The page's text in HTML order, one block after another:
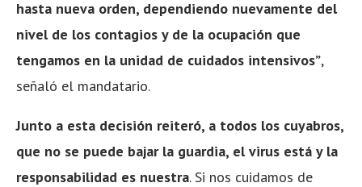
hasta nueva orden, dependiendo nuevamente del
nivel de los contagios y de la ocupación que
tengamos en la unidad de cuidados intensivos”,
señaló el mandatario.
Junto a esta decisión reiteró, a todos los cuyabros,
que no se puede bajar la guardia, el virus está y la
responsabilidad es nuestra. Si nos cuidamos de